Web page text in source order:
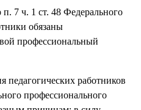
7 ч. 1 ст. 48 Федерального
обязаны
профессиональный
педагогических работников
профессионального